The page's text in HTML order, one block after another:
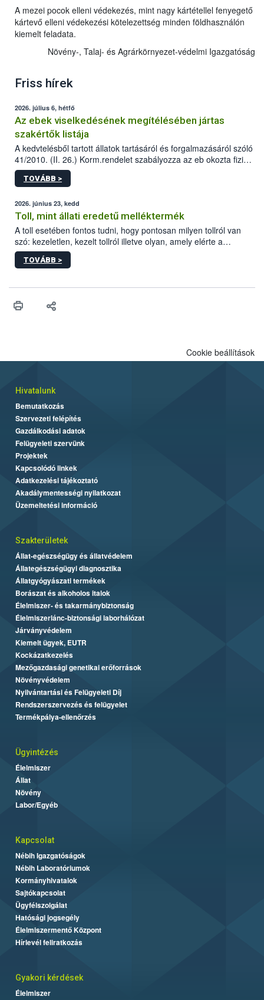
A mezei pocok elleni védekezés, mint nagy kártétellel fenyegető
kártevő elleni védekezési kötelezettség minden földhasználón
kiemelt feladata.
Növény-, Talaj- és Agrárkörnyezet-védelmi Igazgatóság
Friss hírek
2026. július 6, hétfő
Az ebek viselkedésének megítélésében jártas
szakértők listája
A kedvtelésből tartott állatok tartásáról és forgalmazásáról szóló
41/2010. (II. 26.) Korm.rendelet szabályozza az eb okozta fizikai
sérülés, illetve ennek veszélye keletkezésekor felmerülő
hatósági feladatokat, valamint a veszélyes eb tartását és annak
vonni az ebek viselkedésének megítélésében jártas szakértőt.
TOVÁBB >
2026. június 23, kedd
Toll, mint állati eredetű melléktermék
A toll esetében fontos tudni, hogy pontosan milyen tollról van
szó: kezeletlen, kezelt tollról illetve olyan, amely elérte a
„végpontját”.
TOVÁBB >
Cookie beállítások
Hivatalunk
Bemutatkozás
Szervezeti felépítés
Gazdálkodási adatok
Felügyeleti szervünk
Projektek
Kapcsolódó linkek
Adatkezelési tájékoztató
Akadálymentességi nyilatkozat
Üzemeltetési információ
Szakterületek
Állat-egészségügy és állatvédelem
Állategészségügyi diagnosztika
Állatgyógyászati termékek
Borászat és alkoholos italok
Élelmiszer- és takarmánybiztonság
Élelmiszerlánc-biztonsági laborhálózat
Járványvédelem
Kiemelt ügyek, EUTR
Kockázatkezelés
Mezőgazdasági genetikai erőforrások
Növényvédelem
Nyilvántartási és Felügyeleti Díj
Rendszerszervezés és felügyelet
Termékpálya-ellenőrzés
Ügyintézés
Élelmiszer
Állat
Növény
Labor/Egyéb
Kapcsolat
Nébih Igazgatóságok
Nébih Laboratóriumok
Kormányhivatalok
Sajtókapcsolat
Ügyfélszolgálat
Hatósági jogsegély
Élelmiszermentő Központ
Hírlevél feliratkozás
Gyakori kérdések
Élelmiszer